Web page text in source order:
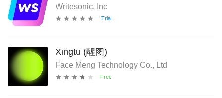
Writesonic, Inc
Xingtu (醒图)
Face Meng Technology Co., Ltd